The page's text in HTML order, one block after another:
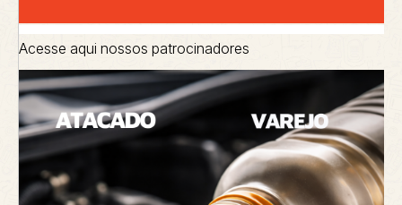
Acesse aqui nossos patrocinadores